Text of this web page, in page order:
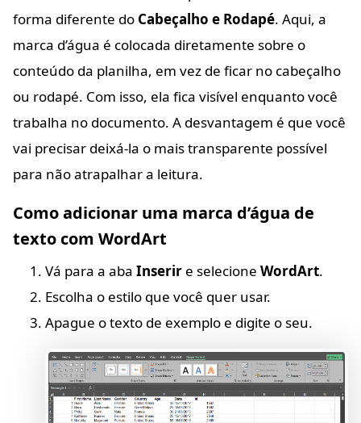
forma diferente do Cabeçalho e Rodapé. Aqui, a
marca d’água é colocada diretamente sobre o
conteúdo da planilha, em vez de ficar no cabeçalho
ou rodapé. Com isso, ela fica visível enquanto você
trabalha no documento. A desvantagem é que você
vai precisar deixá-la o mais transparente possível
para não atrapalhar a leitura.
Como adicionar uma marca d’água de
texto com WordArt
Vá para a aba Inserir e selecione WordArt.
Escolha o estilo que você quer usar.
Apague o texto de exemplo e digite o seu.